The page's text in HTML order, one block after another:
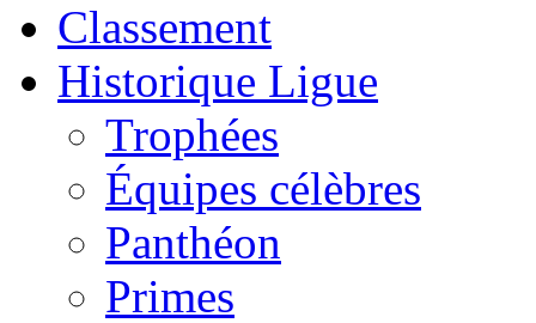
Classement
Historique Ligue
Trophées
Équipes célèbres
Panthéon
Primes